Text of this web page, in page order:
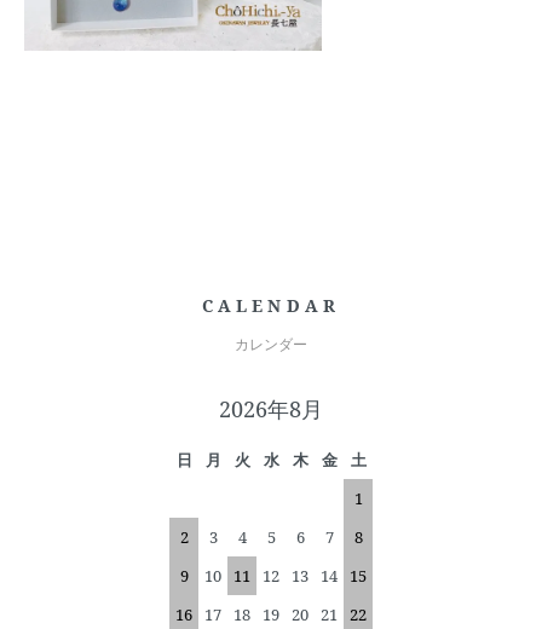
CALENDAR
カレンダー
2026年8月
日 月 火 水 木 金
土
1
2
3 4 5 6 7
8
9
10 11 12 13 14
15
16
17 18 19 20 21 22